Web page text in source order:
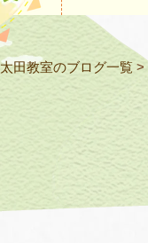
太田教室のブログ一覧 >